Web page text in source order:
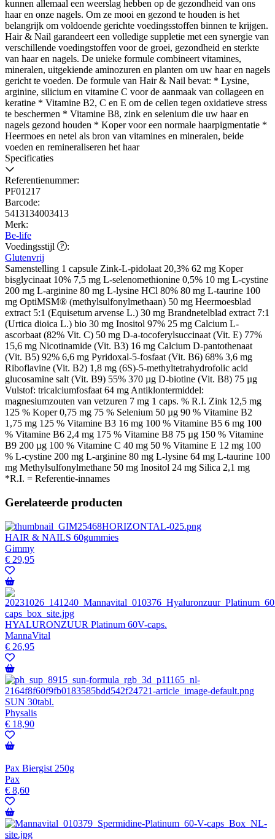
kunnen allemaal een weerslag hebben op de gezondheid van ons
haar en onze nagels. Om ze mooi en gezond te houden is het
belangrijk om voldoende gerichte voedingsstoffen binnen te krijgen.
Hair & Nail garandeert een volledige suppletie met een synergie van
verschillende voedingstoffen voor de groei, gezondheid en sterkte
van haar en nagels. De unieke formule combineert vitamines,
mineralen, uitgekiende aminozuren en planten om uw haar en nagels
gericht te voeden. De formule van Hair & Nail bevat: * Lysine,
arginine, silicium en vitamine C voor de aanmaak van collageen en
keratine * Vitamine B2, C en E om de cellen tegen oxidatieve stress
te beschermen * Vitamine B8, zink en selenium die uw haar en
nagels gezond houden * Koper voor een normale haarpigmentatie *
Heermoes en netel als bron van vitamines en mineralen, beide
voeden en remineraliseren het haar
Specificaties
Referentienummer:
PF01217
Barcode:
5413134003413
Merk:
Be-life
Voedingsstijl
Voedingsstijl
:
Glutenvrij
Samenstelling 1 capsule Zink-L-pidolaat 20,3% 62 mg Koper
bisglycinaat 10% 7,5 mg L-selenomethionine 0,5% 10 mg L-cystine
200 mg L-arginine 80 mg L-lysine HCl 80% 80 mg L-taurine 100
mg OptiMSM® (methylsulfonylmethaan) 50 mg Heermoesblad
extract 5:1 (Equisetum arvense L.) 30 mg Brandnetelblad extract 7:1
(Urtica dioica L.) bio 30 mg Inositol 97% 25 mg Calcium L-
ascorbaat (82% Vit. C) 50 mg D-a-tocoferylsuccinaat (Vit. E) 77%
15,6 mg Nicotinamide (Vit. B3) 16 mg Calcium D-pantothenaat
(Vit. B5) 92% 6,6 mg Pyridoxal-5-fosfaat (Vit. B6) 68% 3,6 mg
Riboflavine (Vit. B2) 1,8 mg (6S)-5-methyltetrahydrofolic acid
glucosamine salt (Vit. B9) 55% 370 µg D-biotine (Vit. B8) 75 µg
Vulstof: tricalciumfosfaat 64 mg Antiklontermiddel:
magnesiumzouten van vetzuren 7 mg 1 caps. % R.I. Zink 12,5 mg
125 % Koper 0,75 mg 75 % Selenium 50 µg 90 % Vitamine B2
1,75 mg 125 % Vitamine B3 16 mg 100 % Vitamine B5 6 mg 100
% Vitamine B6 2,4 mg 175 % Vitamine B8 75 µg 150 % Vitamine
B9 200 µg 100 % Vitamine C 40 mg 50 % Vitamine E 12 mg 100
% L-cystine 200 mg L-arginine 80 mg L-lysine 64 mg L-taurine 100
mg Methylsulfonylmethane 50 mg Inositol 24 mg Silica 2,1 mg
*R.I. = Referentie-innames
Gerelateerde producten
HAIR & NAILS 60gummies
Gimmy
€ 29,95
HYALURONZUUR Platinum 60V-caps.
MannaVital
€ 26,95
SUN 30tabl.
Physalis
€ 18,90
Pax Biergist 250g
Pax
€ 8,60